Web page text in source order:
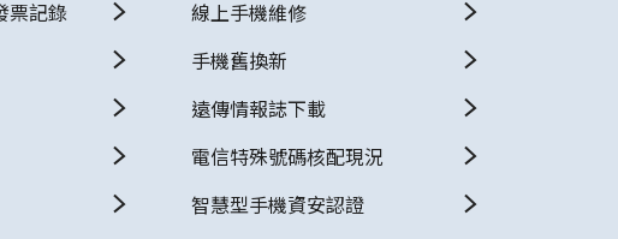
票記錄 線上手機維修
手機舊換新
遠傳情報誌下載
電信特殊號碼核配現況
智慧型手機資安認證